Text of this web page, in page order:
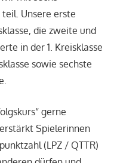
Unsere erste
die zweite und
in der 1. Kreisklasse
sowie sechste
gerne
Spielerinnen
(LPZ / QTTR)